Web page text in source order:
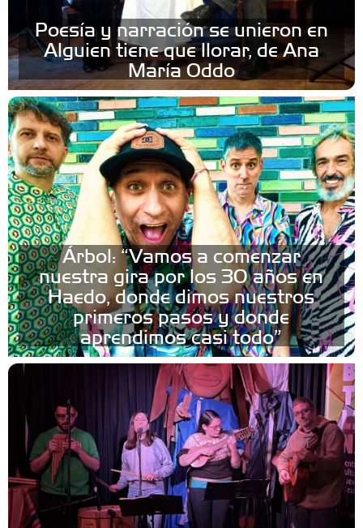
Poesía y narración se unieron en
Alguien tiene que llorar, de Ana
María Oddo
Árbol: “Vamos a comenzar
nuestra gira por los 30 años en
Haedo, donde dimos nuestros
primeros pasos y donde
aprendimos casi todo”